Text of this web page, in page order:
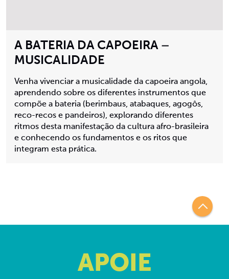
A BATERIA DA CAPOEIRA –
MUSICALIDADE
Venha vivenciar a musicalidade da capoeira angola,
aprendendo sobre os diferentes instrumentos que
compõe a bateria (berimbaus, atabaques, agogôs,
reco-recos e pandeiros), explorando diferentes
ritmos desta manifestação da cultura afro-brasileira
e conhecendo os fundamentos e os ritos que
integram esta prática.
APOIE